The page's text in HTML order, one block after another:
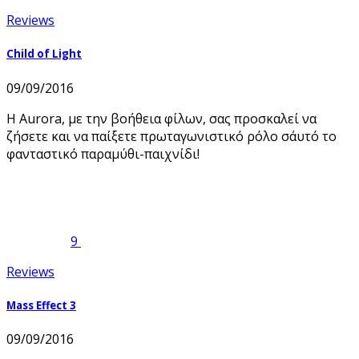
Reviews
Child of Light
09/09/2016
Η Aurora, με την βοήθεια φίλων, σας προσκαλεί να
ζήσετε και να παίξετε πρωταγωνιστικό ρόλο σ΄αυτό το
φανταστικό παραμύθι-παιχνίδι!
9
Reviews
Mass Effect 3
09/09/2016